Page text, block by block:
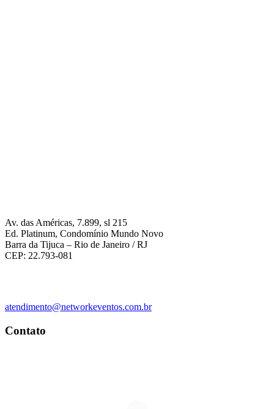
Av. das Américas, 7.899, sl 215
Ed. Platinum, Condomínio Mundo Novo
Barra da Tijuca – Rio de Janeiro / RJ
CEP: 22.793-081
atendimento@networkeventos.com.br
Contato